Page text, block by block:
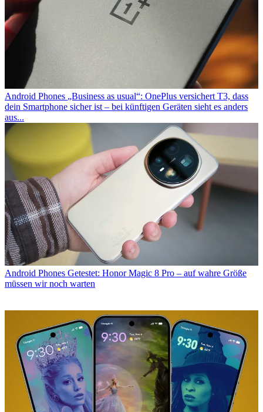
Android Phones „Business as usual“: OnePlus versichert T3, dass
dein Smartphone sicher ist – bei künftigen Geräten sieht es anders
aus...
Android Phones Getestet: Honor Magic 8 Pro – auf wahre Größe
müssen wir noch warten